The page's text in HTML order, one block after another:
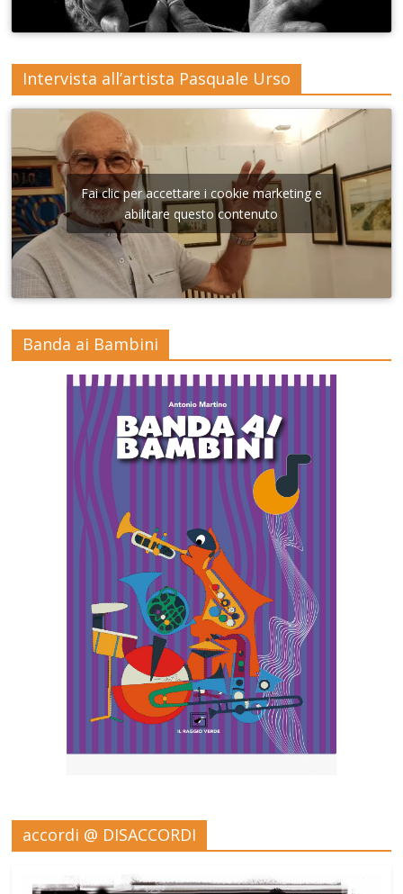
Intervista all’artista Pasquale Urso
Fai clic per accettare i cookie marketing e
abilitare questo contenuto
Banda ai Bambini
accordi @ DISACCORDI